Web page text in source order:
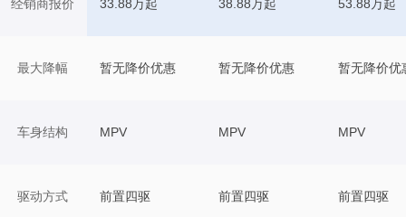
经销商报价
最大降幅
车身结构
驱动方式
33.88万起 38.88万起 53.88万起
暂无降价优惠 暂无降价优惠 暂无降价优
MPV MPV MPV
前置四驱 前置四驱 前置四驱